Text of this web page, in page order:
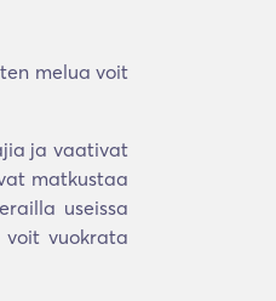
melua voit
ja vaativat
matkustaa
useissa
voit vuokrata